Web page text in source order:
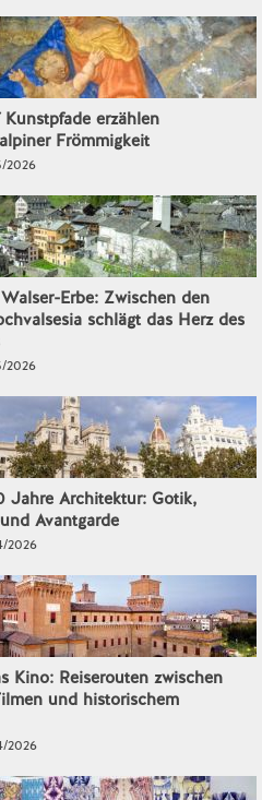
erzählen
Frömmigkeit
2026
Erbe: Zwischen den
schlägt das Herz des
2026
Jahre Architektur: Gotik,
Avantgarde
2026
Kino: Reiserouten zwischen
und historischem
2026